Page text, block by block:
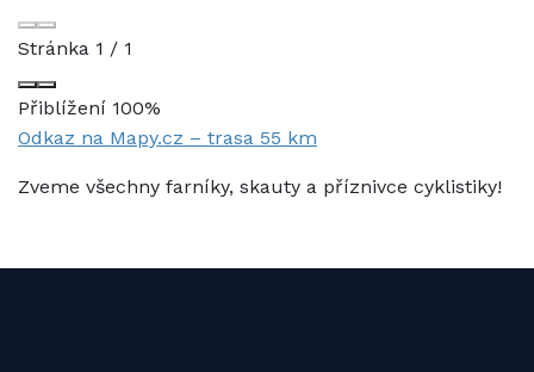
Stránka 1 / 1
Přiblížení 100%
Odkaz na Mapy.cz – trasa 55 km
Zveme všechny farníky, skauty a příznivce cyklistiky!